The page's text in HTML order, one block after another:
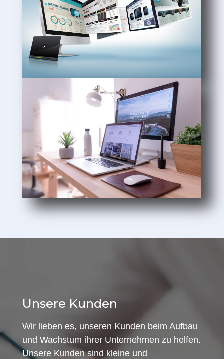
Unsere Kunden
Wir lieben es, unseren Kunden beim Aufbau
und Wachstum ihrer Unternehmen zu helfen.
Unsere Kunden sind kleine und